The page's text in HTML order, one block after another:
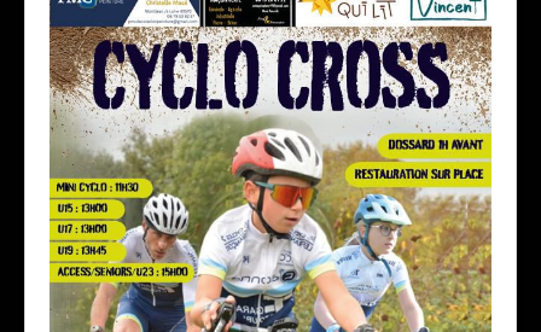
VTT
Partenaires
Contact